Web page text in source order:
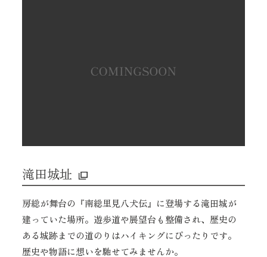
滝田城址
房総が舞台の『南総里見八犬伝』に登場する滝田城が
建っていた場所。遊歩道や展望台も整備され、歴史の
ある城跡までの道のりはハイキングにぴったりです。
歴史や物語に想いを馳せてみませんか。